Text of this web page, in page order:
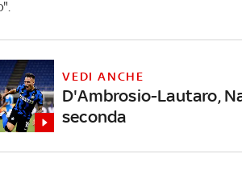
VEDI ANCHE
D'Ambrosio-Lautaro,
seconda